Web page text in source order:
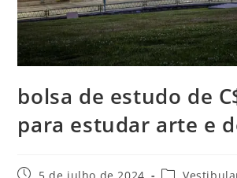
bolsa de estudo de
para estudar arte e
Post
Categoria